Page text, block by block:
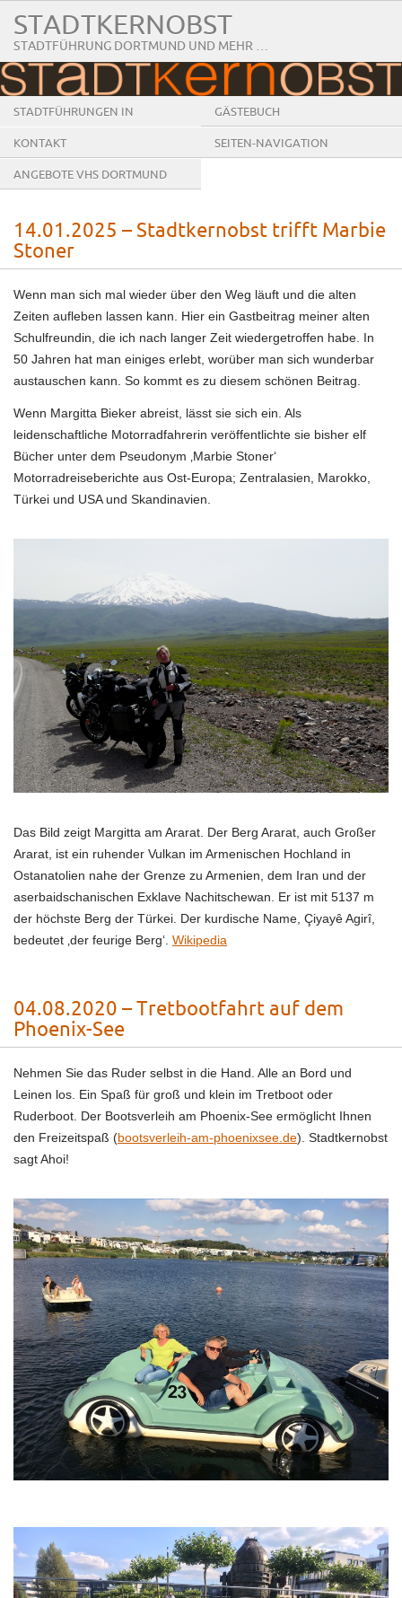
STADTKERNOBST
STADTFÜHRUNG DORTMUND UND MEHR …
STADTFÜHRUNGEN IN
DORTMUND
GÄSTEBUCH
KONTAKT SEITEN-NAVIGATION
ANGEBOTE VHS DORTMUND
14.01.2025 – Stadtkernobst trifft Marbie
Stoner
Wenn man sich mal wieder über den Weg läuft und die alten
Zeiten aufleben lassen kann. Hier ein Gastbeitrag meiner alten
Schulfreundin, die ich nach langer Zeit wiedergetroffen habe. In
50 Jahren hat man einiges erlebt, worüber man sich wunderbar
austauschen kann. So kommt es zu diesem schönen Beitrag.
Wenn Margitta Bieker abreist, lässt sie sich ein. Als
leidenschaftliche Motorradfahrerin veröffentlichte sie bisher elf
Bücher unter dem Pseudonym ‚Marbie Stoner‘
Motorradreiseberichte aus Ost-Europa; Zentralasien, Marokko,
Türkei und USA und Skandinavien.
Das Bild zeigt Margitta am Ararat. Der Berg Ararat, auch Großer
Ararat, ist ein ruhender Vulkan im Armenischen Hochland in
Ostanatolien nahe der Grenze zu Armenien, dem Iran und der
aserbaidschanischen Exklave Nachitschewan. Er ist mit 5137 m
der höchste Berg der Türkei. Der kurdische Name, Çiyayê Agirî‎,
bedeutet ‚der feurige Berg‘. Wikipedia
04.08.2020 – Tretbootfahrt auf dem
Phoenix-See
Nehmen Sie das Ruder selbst in die Hand. Alle an Bord und
Leinen los. Ein Spaß für groß und klein im Tretboot oder
Ruderboot. Der Bootsverleih am Phoenix-See ermöglicht Ihnen
den Freizeitspaß (bootsverleih-am-phoenixsee.de). Stadtkernobst
sagt Ahoi!